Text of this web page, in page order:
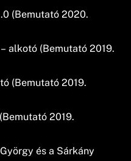
(Bemutató 2020.
alkotó (Bemutató 2019.
(Bemutató 2019.
2019.
és a Sárkány